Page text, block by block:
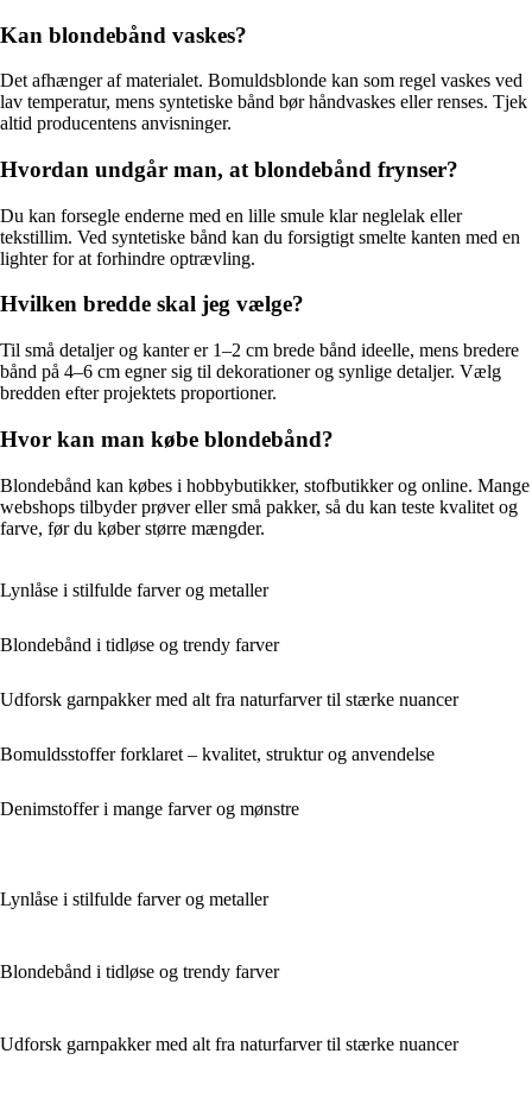
Kan blondebånd vaskes?
Det afhænger af materialet. Bomuldsblonde kan som regel vaskes ved
lav temperatur, mens syntetiske bånd bør håndvaskes eller renses. Tjek
altid producentens anvisninger.
Hvordan undgår man, at blondebånd frynser?
Du kan forsegle enderne med en lille smule klar neglelak eller
tekstillim. Ved syntetiske bånd kan du forsigtigt smelte kanten med en
lighter for at forhindre optrævling.
Hvilken bredde skal jeg vælge?
Til små detaljer og kanter er 1–2 cm brede bånd ideelle, mens bredere
bånd på 4–6 cm egner sig til dekorationer og synlige detaljer. Vælg
bredden efter projektets proportioner.
Hvor kan man købe blondebånd?
Blondebånd kan købes i hobbybutikker, stofbutikker og online. Mange
webshops tilbyder prøver eller små pakker, så du kan teste kvalitet og
farve, før du køber større mængder.
Lynlåse i stilfulde farver og metaller
Blondebånd i tidløse og trendy farver
Udforsk garnpakker med alt fra naturfarver til stærke nuancer
Bomuldsstoffer forklaret – kvalitet, struktur og anvendelse
Denimstoffer i mange farver og mønstre
Lynlåse i stilfulde farver og metaller
Blondebånd i tidløse og trendy farver
Udforsk garnpakker med alt fra naturfarver til stærke nuancer